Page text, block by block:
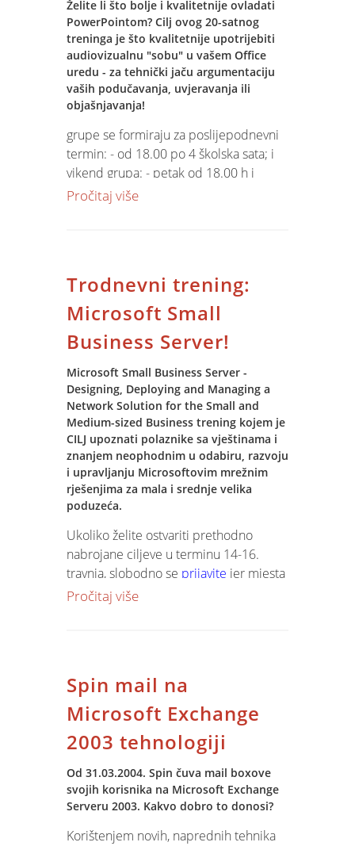
Želite li što bolje i kvalitetnije ovladati
PowerPointom? Cilj ovog 20-satnog
treninga je što kvalitetnije upotrijebiti
audiovizualnu "sobu" u vašem Office
uredu - za tehnički jaču argumentaciju
vaših podučavanja, uvjeravanja ili
objašnjavanja!
grupe se formiraju za poslijepodnevni
termin: - od 18.00 po 4 školska sata; i
vikend grupa: - petak od 18.00 h i
subota od 10.00 h Vi samo odaberite!
Pročitaj više
Trodnevni trening:
Microsoft Small
Business Server!
Microsoft Small Business Server -
Designing, Deploying and Managing a
Network Solution for the Small and
Medium-sized Business trening kojem je
CILJ upoznati polaznike sa vještinama i
znanjem neophodnim u odabiru, razvoju
i upravljanju Microsoftovim mrežnim
rješenjima za mala i srednje velika
poduzeća.
Ukoliko želite ostvariti prethodno
nabrojane ciljeve u terminu 14-16.
travnja, slobodno se prijavite jer mjesta
su ograničena. Pojedinačna cijena je
Certificate of Achievement» kao
potvrda pohađanja tečaja.
Pročitaj više
Spin mail na
Microsoft Exchange
2003 tehnologiji
Od 31.03.2004. Spin čuva mail boxove
svojih korisnika na Microsoft Exchange
Serveru 2003. Kakvo dobro to donosi?
Korištenjem novih, naprednih tehnika